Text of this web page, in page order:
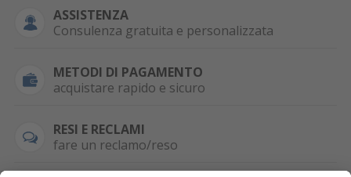
ASSISTENZA
Consulenza gratuita e personalizzata
METODI DI PAGAMENTO
acquistare rapido e sicuro
RESI E RECLAMI
fare un reclamo/reso